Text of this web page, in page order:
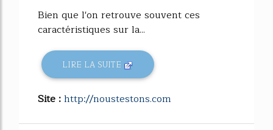
Bien que l'on retrouve souvent ces
caractéristiques sur la...
LIRE LA SUITE
Site :http://noustestons.com